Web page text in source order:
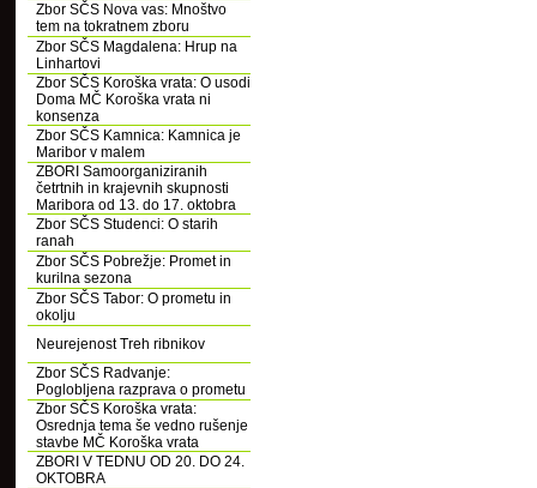
Zbor SČS Nova vas: Mnoštvo
tem na tokratnem zboru
Zbor SČS Magdalena: Hrup na
Linhartovi
Zbor SČS Koroška vrata: O usodi
Doma MČ Koroška vrata ni
konsenza
Zbor SČS Kamnica: Kamnica je
Maribor v malem
ZBORI Samoorganiziranih
četrtnih in krajevnih skupnosti
Maribora od 13. do 17. oktobra
Zbor SČS Studenci: O starih
ranah
Zbor SČS Pobrežje: Promet in
kurilna sezona
Zbor SČS Tabor: O prometu in
okolju
Neurejenost Treh ribnikov
Zbor SČS Radvanje:
Poglobljena razprava o prometu
Zbor SČS Koroška vrata:
Osrednja tema še vedno rušenje
stavbe MČ Koroška vrata
ZBORI V TEDNU OD 20. DO 24.
OKTOBRA